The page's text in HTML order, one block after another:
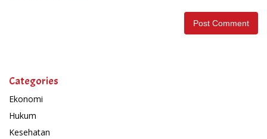
Categories
Ekonomi
Hukum
Kesehatan